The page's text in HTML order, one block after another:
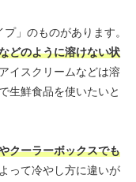
」のものがあります。
どのように溶けない状
イスクリームなどは溶
生鮮食品を使いたいと
クーラーボックスでも
って冷やし方に違いが